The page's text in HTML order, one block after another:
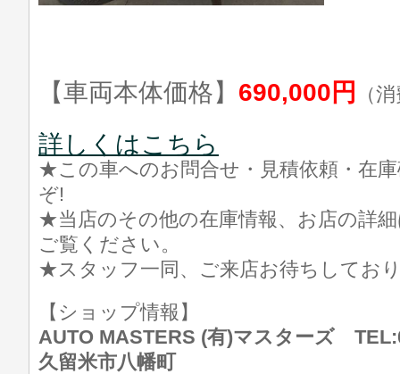
【車両本体価格】 690,000円 （
詳しくはこちら
★この車へのお問合せ・見積依頼・在
ぞ!
★当店のその他の在庫情報、お店の詳
ご覧ください。
★スタッフ一同、ご来店お待ちしてお
【ショップ情報】
AUTO MASTERS (有)マスターズ
久留米市八幡町